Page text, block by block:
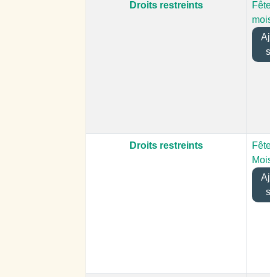
Droits restreints
Droits restreints